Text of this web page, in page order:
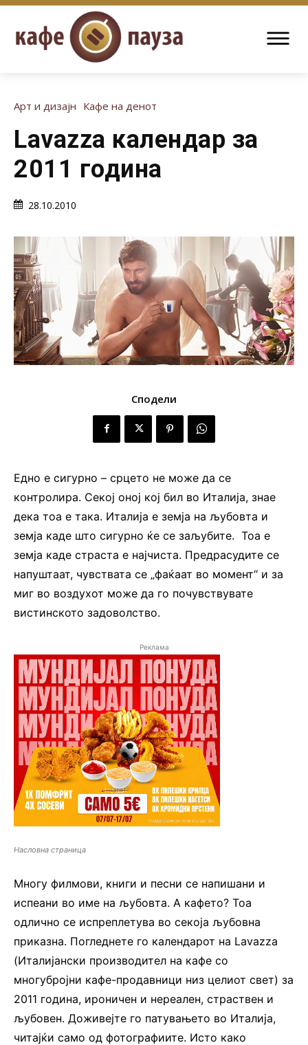
Арт и дизајн Кафе на денот
Lavazza календар за
2011 година
28.10.2010
Сподели
Едно е сигурно – срцето не може да се
контролира. Секој оној кој бил во Италија, знае
дека тоа е така. Италија е земја на љубовта и
земја каде што сигурно ќе се заљубите. Тоа е
земја каде страста е најчиста. Предрасудите се
напуштаат, чувствата се „фаќаат во момент“ и за
миг во воздухот може да го почувствувате
вистинското задоволство.
Реклама
Насловна страница
Многу филмови, книги и песни се напишани и
испеани во име на љубовта. А кафето? Тоа
одлично се испреплетува во секоја љубовна
приказна. Погледнете го календарот на Lavazza
(Италијански производител на кафе со
многубројни кафе-продавници низ целиот свет) за
2011 година, ироничен и нереален, страствен и
љубовен. Доживејте го патувањето во Италија,
читајќи само од фотографиите. Исто како